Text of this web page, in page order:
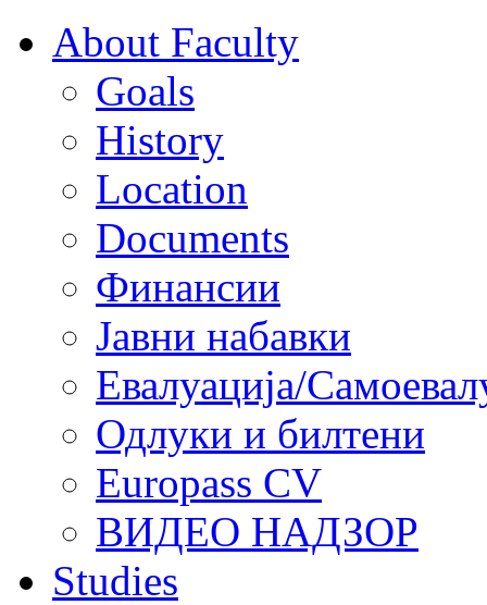
About Faculty
Goals
History
Location
Documents
Финансии
Јавни набавки
Евалуација/
Одлуки и билтени
Europass CV
ВИДЕО НАДЗОР
Studies